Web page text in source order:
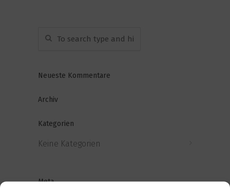
Neueste Kommentare
Archiv
Kategorien
Keine Kategorien
Meta